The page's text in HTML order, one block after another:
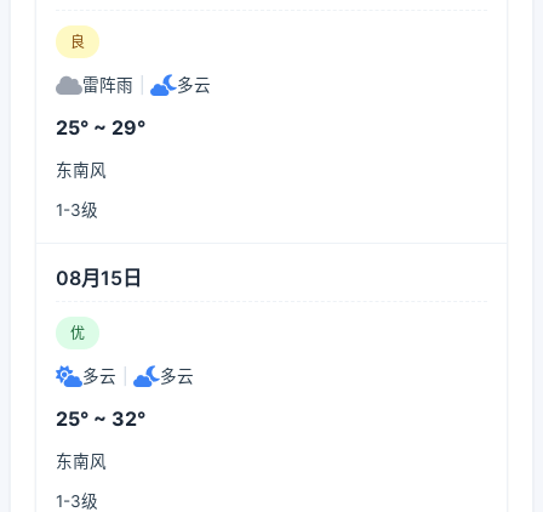
良
雷阵雨 多云
25° ~ 29°
东南风
1-3级
08月15日
优
多云 多云
25° ~ 32°
东南风
1-3级